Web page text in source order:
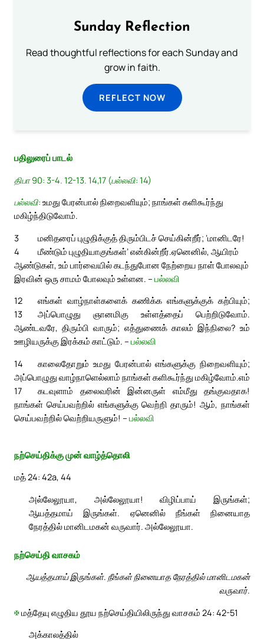
Sunday Reflection
Read thoughtful reflections for each Sunday and
grow in faith.
REFLECT NOW
பதிலுரைப் பாடல்
திபா 90: 3-4. 12-13. 14,17 (பல்லவி: 14)
பல்லவி: உமது பேரன்பால் நிறைவளியும்; நாங்கள் களிகூர்ந்து
மகிழ்ந்திடுவோம்.
3
மனிதரைப் புழுதிக்குத் திரும்பிடச் செய்கின்றீர்; ‘மானிடரே!
மீண்டும் புழுதியாகுங்கள்’ என்கின்றீர்.
4
ஏனெனில், ஆயிரம்
ஆண்டுகள், உம் பார்வையில் கடந்துபோன நேற்றைய நாள் போலவும்
இரவின் ஒரு சாமம் போலவும் உள்ளன. – பல்லவி
12
எங்கள் வாழ்நாள்களைக் கணிக்க எங்களுக்குக் கற்பியும்;
அப்பொழுது ஞானமிகு உள்ளத்தைப் பெற்றிடுவோம்.
13
ஆண்டவரே, திரும்பி வாரும்; எத்துணைக் காலம் இந்நிலை? உம்
ஊழியருக்கு இரக்கம் காட்டும். – பல்லவி
14
காலைதோறும் உமது பேரன்பால் எங்களுக்கு நிறைவளியும்;
அப்பொழுது வாழ்நாளெல்லாம் நாங்கள் களிகூர்ந்து மகிழ்வோம்.
17
எம்
கடவுளாம் தலைவரின் இன்னருள் எம்மீது தங்குவதாக!
நாங்கள் செய்பவற்றில் எங்களுக்கு வெற்றி தாரும்! ஆம், நாங்கள்
செய்பவற்றில் வெற்றியருளும்! – பல்லவி
நற்செய்திக்கு முன் வாழ்த்தொலி
மத் 24: 42a, 44
அல்லேலூயா, அல்லேலூயா! விழிப்பாய் இருங்கள்;
ஆயத்தமாய் இருங்கள். ஏனெனில் நீங்கள் நினையாத
நேரத்தில் மானிடமகன் வருவார். அல்லேலூயா.
நற்செய்தி வாசகம்
ஆயத்தமாய் இருங்கள். நீங்கள் நினையாத நேரத்தில் மானிடமகன்
வருவார்.
✠மத்தேயு எழுதிய தூய நற்செய்தியிலிருந்து வாசகம் 24: 42-51
அக்காலத்தில்